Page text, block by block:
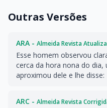
Outras Versões
ARA - Almeida Revista
Esse homem observou
cerca da hora nona do dia,
aproximou dele e lhe disse:
ARC - Almeida Revista